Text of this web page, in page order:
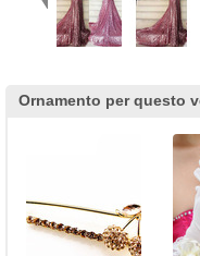
Ornamento per questo